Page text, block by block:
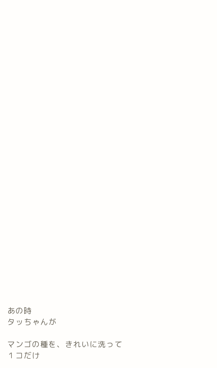
あの時
タッちゃんが
マンゴの種を、きれいに洗って
１コだけ